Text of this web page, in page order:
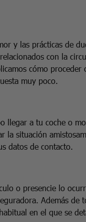
y las prácticas de
con la
cómo proceder
muy poco.
llegar a tu coche o
la situación
datos de contacto.
o presencie lo
Además de
en el que se